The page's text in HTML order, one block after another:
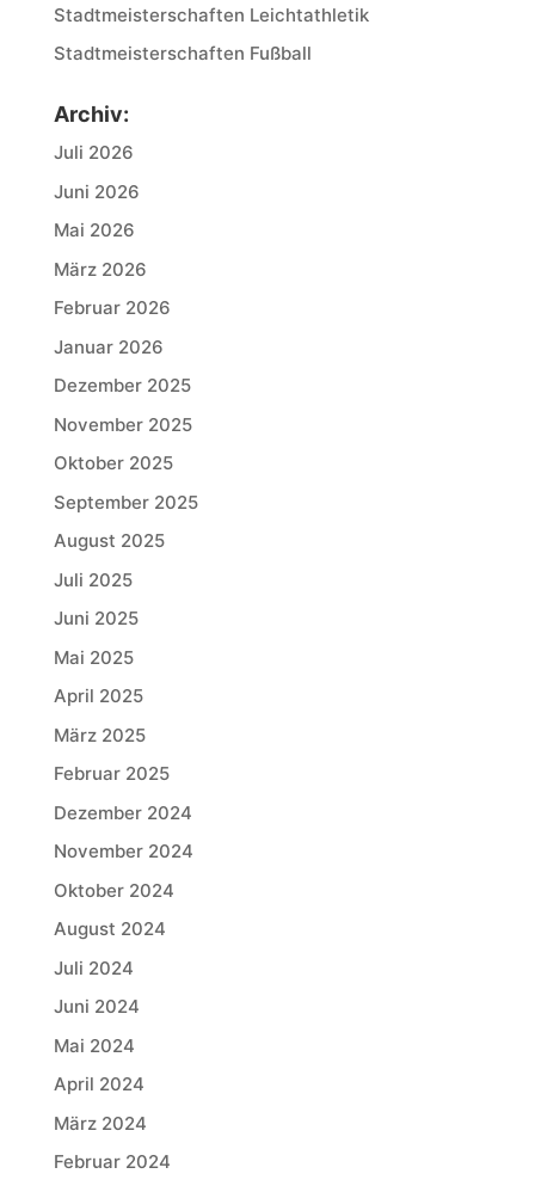
Stadtmeisterschaften Leichtathletik
Stadtmeisterschaften Fußball
Archiv:
Juli 2026
Juni 2026
Mai 2026
März 2026
Februar 2026
Januar 2026
Dezember 2025
November 2025
Oktober 2025
September 2025
August 2025
Juli 2025
Juni 2025
Mai 2025
April 2025
März 2025
Februar 2025
Dezember 2024
November 2024
Oktober 2024
August 2024
Juli 2024
Juni 2024
Mai 2024
April 2024
März 2024
Februar 2024